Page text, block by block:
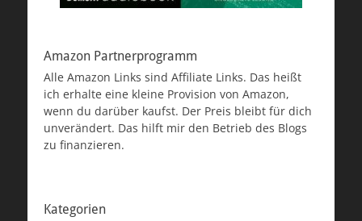
Amazon Partnerprogramm
Alle Amazon Links sind Affiliate Links. Das heißt
ich erhalte eine kleine Provision von Amazon,
wenn du darüber kaufst. Der Preis bleibt für dich
unverändert. Das hilft mir den Betrieb des Blogs
zu finanzieren.
Kategorien